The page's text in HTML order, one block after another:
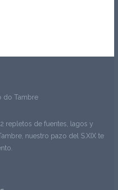
repletos de fuentes, lagos y
nuestro pazo del S.XIX te